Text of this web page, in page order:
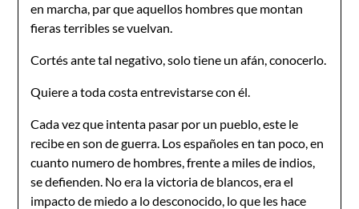
en marcha, par que aquellos hombres que montan
fieras terribles se vuelvan.
Cortés ante tal negativo, solo tiene un afán, conocerlo.
Quiere a toda costa entrevistarse con él.
Cada vez que intenta pasar por un pueblo, este le
recibe en son de guerra. Los españoles en tan poco, en
cuanto numero de hombres, frente a miles de indios,
se defienden. No era la victoria de blancos, era el
impacto de miedo a lo desconocido, lo que les hace